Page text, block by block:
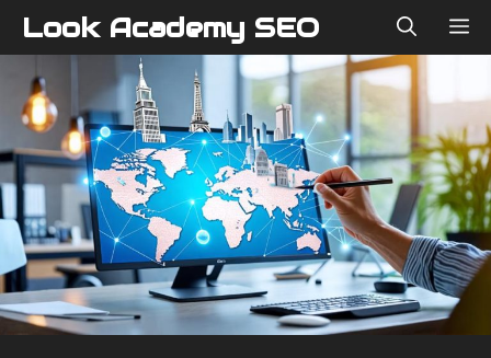
SkipLook Academy SEO